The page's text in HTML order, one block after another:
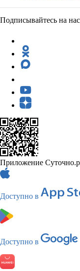
Подписывайтесь на нас
Приложение
Доступно в
Доступно в